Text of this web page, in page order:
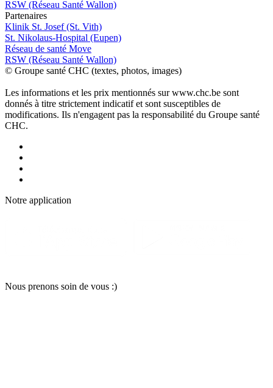
RSW (Réseau Santé Wallon)
Partenaires
Klinik St. Josef (St. Vith)
St. Nikolaus-Hospital (Eupen)
Réseau de santé Move
RSW (Réseau Santé Wallon)
© Groupe santé CHC (textes, photos, images)
Les informations et les prix mentionnés sur www.chc.be sont
donnés à titre strictement indicatif et sont susceptibles de
modifications. Ils n'engagent pas la responsabilité du Groupe santé
CHC.
Notre application
Nous prenons soin de vous :)